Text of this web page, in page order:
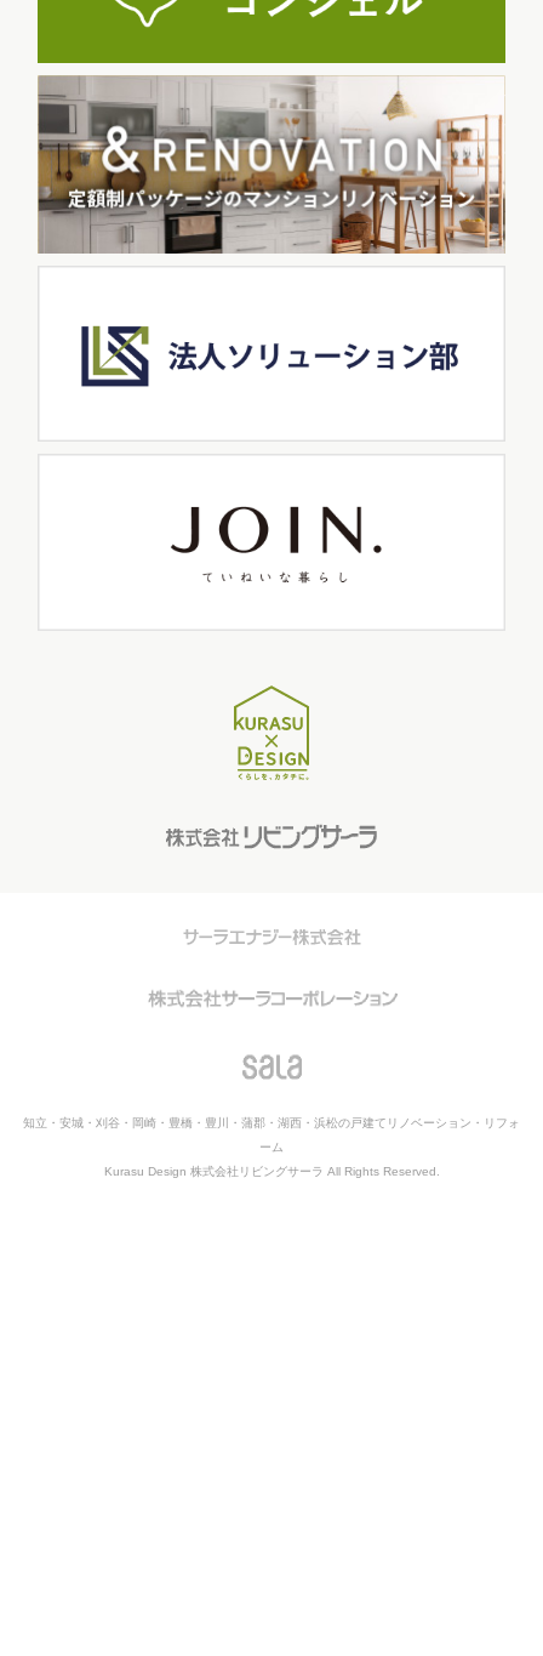
知立・安城・刈谷・岡崎・豊橋・豊川・蒲郡・湖西・浜松の戸建てリノベーション・リフォ
ーム
Kurasu Design 株式会社リビングサーラ All Rights Reserved.